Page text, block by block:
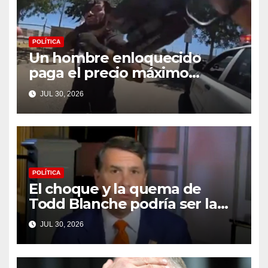
POLÍTICA
Un hombre enloquecido
paga el precio máximo
después de llevar un cuchillo
a un tiroteo con agentes del
condado de Los Ángeles
(VIDEO) * The Gateway Pundit
* por Cullen Linebarger
JUL 30, 2026
POLÍTICA
El choque y la quema de
Todd Blanche podría ser la
máxima humillación de
Trump
JUL 30, 2026